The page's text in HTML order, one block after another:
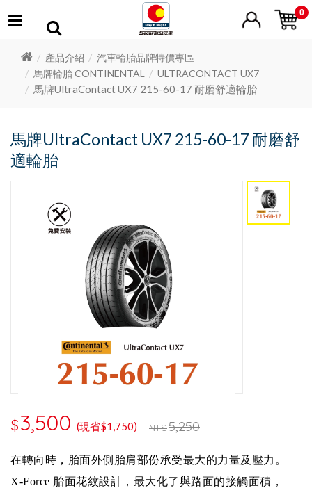
0
產品介紹
汽車輪胎品牌特價專區
馬牌輪胎 CONTINENTAL
ULTRACONTACT UX7
馬牌UltraContact UX7 215-60-17 耐磨舒適輪胎
馬牌UltraContact UX7 215-60-17 耐磨舒
適輪胎
$3,500 (現省$1,750) NT$5,250
在轉向時，胎面外側胎肩部份承受最大的力量及壓力。
X-Force 胎面花紋設計，最大化了與路面的接觸面積，